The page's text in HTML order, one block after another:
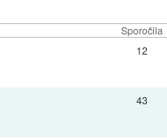
Sporočila
12
43